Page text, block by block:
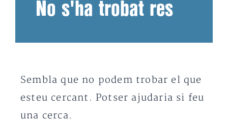
No s'ha trobat res
Sembla que no podem trobar el que
esteu cercant. Potser ajudaria si feu
una cerca.